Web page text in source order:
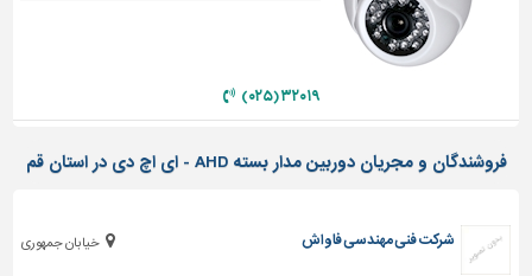
حفاظ
دیوارپوش،
سرویس
ابزار،یراق
۳۲۰۱۹ (۰۲۵)
فروشندگان و مجریان دوربین مدار بسته AHD - ای اچ دی در استان قم
خیابان جمهوری شرکت فنی مهندسی فاواش